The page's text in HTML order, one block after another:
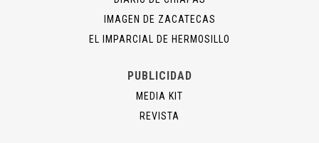
IMAGEN DE ZACATECAS
EL IMPARCIAL DE HERMOSILLO
PUBLICIDAD
MEDIA KIT
REVISTA